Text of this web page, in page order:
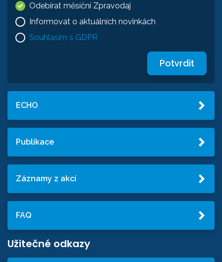
Odebírat měsíční Zpravodaj
Informovat o aktuálních novinkách
Souhlasím s GDPR
Potvrdit
ECHO
Publikace
Záznamy z akcí
FAQ
Užitečné odkazy